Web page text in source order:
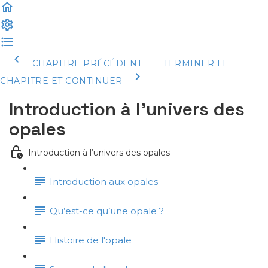
CHAPITRE PRÉCÉDENT
TERMINER LE
CHAPITRE ET CONTINUER
Introduction à l’univers des
opales
Introduction à l’univers des opales
Introduction aux opales
Qu’est-ce qu’une opale ?
Histoire de l'opale